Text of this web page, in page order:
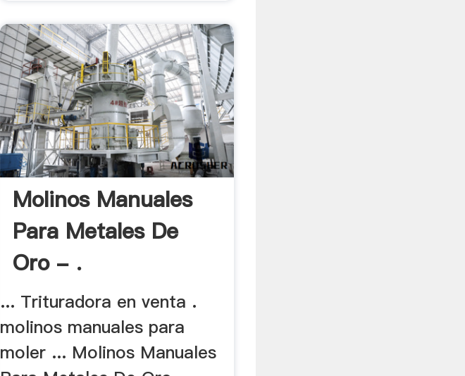
Molinos Manuales
Para Metales De
Oro - .
... Trituradora en venta .
molinos manuales para
moler ... Molinos Manuales